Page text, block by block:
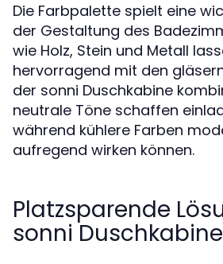
Die Farbpalette spielt eine
der Gestaltung des
wie Holz, Stein und Metall
hervorragend mit den
der sonni Duschkabine
neutrale Töne schaffen
während kühlere Farben
aufregend wirken können.
Platzsparende
sonni Duschkabine